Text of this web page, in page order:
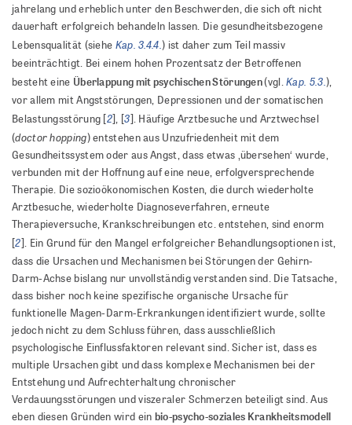
jahrelang und erheblich unter den Beschwerden, die sich oft nicht
dauerhaft erfolgreich behandeln lassen. Die gesundheitsbezogene
Lebensqualität (siehe Kap. 3.4.4. ) ist daher zum Teil massiv
beeinträchtigt. Bei einem hohen Prozentsatz der Betroffenen
besteht eine Überlappung mit psychischen Störungen(vgl.Kap. 5.3. ),
vor allem mit Angststörungen, Depressionen und der somatischen
Belastungsstörung [2], [3]. Häufige Arztbesuche und Arztwechsel
(doctor hopping) entstehen aus Unzufriedenheit mit dem
Gesundheitssystem oder aus Angst, dass etwas ‚übersehen‘ wurde,
verbunden mit der Hoffnung auf eine neue, erfolgversprechende
Therapie. Die sozioökonomischen Kosten, die durch wiederholte
Arztbesuche, wiederholte Diagnoseverfahren, erneute
Therapieversuche, Krankschreibungen etc. entstehen, sind enorm
[2]. Ein Grund für den Mangel erfolgreicher Behandlungsoptionen ist,
dass die Ursachen und Mechanismen bei Störungen der Gehirn-
Darm-Achse bislang nur unvollständig verstanden sind. Die Tatsache,
dass bisher noch keine spezifische organische Ursache für
funktionelle Magen-Darm-Erkrankungen identifiziert wurde, sollte
jedoch nicht zu dem Schluss führen, dass ausschließlich
psychologische Einflussfaktoren relevant sind. Sicher ist, dass es
multiple Ursachen gibt und dass komplexe Mechanismen bei der
Entstehung und Aufrechterhaltung chronischer
Verdauungsstörungen und viszeraler Schmerzen beteiligt sind. Aus
eben diesen Gründen wird ein bio-psycho-soziales Krankheitsmodell